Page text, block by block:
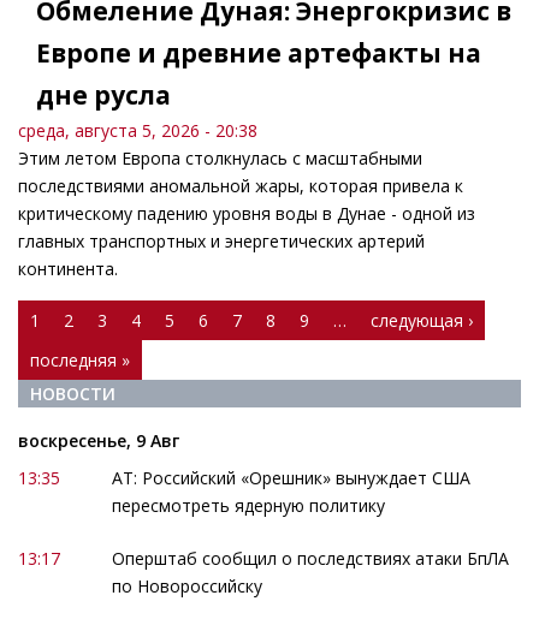
Обмеление Дуная: Энергокризис в
Европе и древние артефакты на
дне русла
среда, августа 5, 2026 - 20:38
Этим летом Европа столкнулась с масштабными
последствиями аномальной жары, которая привела к
критическому падению уровня воды в Дунае - одной из
главных транспортных и энергетических артерий
континента.
Страницы
1 2 3 4 5 6 7 8 9 …
следующая ›
последняя »
НОВОСТИ
воскресенье, 9 Авг
13:35
АТ: Российский «Орешник» вынуждает США
пересмотреть ядерную политику
13:17
Оперштаб сообщил о последствиях атаки БпЛА
по Новороссийску